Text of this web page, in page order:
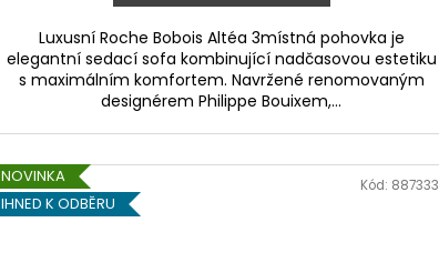
Luxusní Roche Bobois Altéa 3místná pohovka je
elegantní sedací sofa kombinující nadčasovou estetiku
s maximálním komfortem. Navržené renomovaným
designérem Philippe Bouixem,...
NOVINKA
IHNED K ODBĚRU
Kód: 887333